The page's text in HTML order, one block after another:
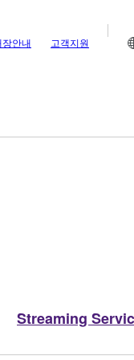
장안내 고객지원
Streaming